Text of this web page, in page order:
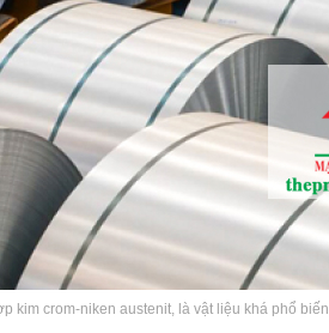
kim crom-niken austenit, là vật liệu khá phổ biến